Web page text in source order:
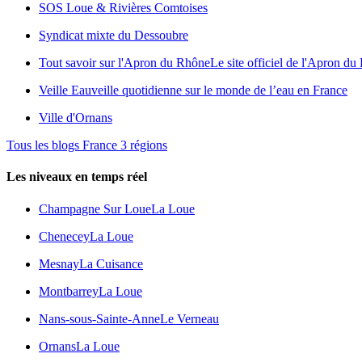
SOS Loue & Rivières Comtoises
Syndicat mixte du Dessoubre
Tout savoir sur l'Apron du RhôneLe site officiel de l'Apron du
Veille Eauveille quotidienne sur le monde de l’eau en France
Ville d'Ornans
Tous les blogs France 3 régions
Les niveaux en temps réel
Champagne Sur LoueLa Loue
CheneceyLa Loue
MesnayLa Cuisance
MontbarreyLa Loue
Nans-sous-Sainte-AnneLe Verneau
OrnansLa Loue